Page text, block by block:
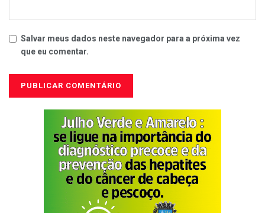
Salvar meus dados neste navegador para a próxima vez
que eu comentar.